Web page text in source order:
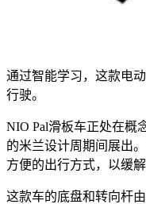
通过智能学习，这款电
行驶。
NIO Pal滑板车正处在概
的米兰设计周期间展出
方便的出行方式，以缓
这款车的底盘和转向杆